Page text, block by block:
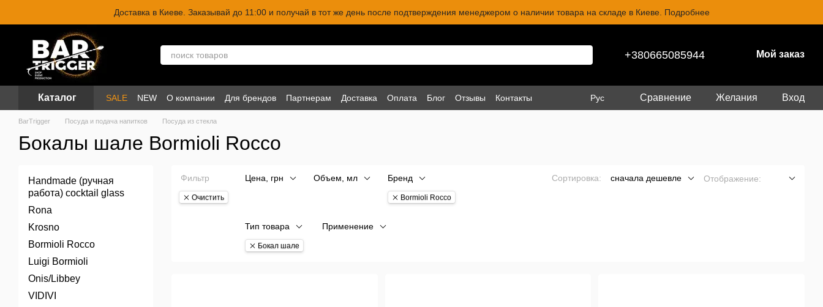
Перейти к основному контентуДоставка в Киеве. Заказывай до 11:00 и получай в тот же день после подтверждения менеджером о наличии товара на складе в Киеве. Подробнее
+380665085944 Мой заказ
Каталог SALE NEW О компании Для брендов Партнерам Доставка Оплата Блог Отзывы Контакты Рус Сравнение Желания Вход
BarTrigger Посуда и подача напитков Посуда из стекла
Бокалы шале Bormioli Rocco
Фильтр
Очистить
Цена, грн Объем, мл Бренд
Bormioli Rocco
Тип товара
Бокал шале
Применение
Сортировка: сначала дешевле Отображение:
Handmade (ручная
работа) cocktail glass
Rona
Krosno
Bormioli Rocco
Luigi Bormioli
Onis/Libbey
VIDIVI